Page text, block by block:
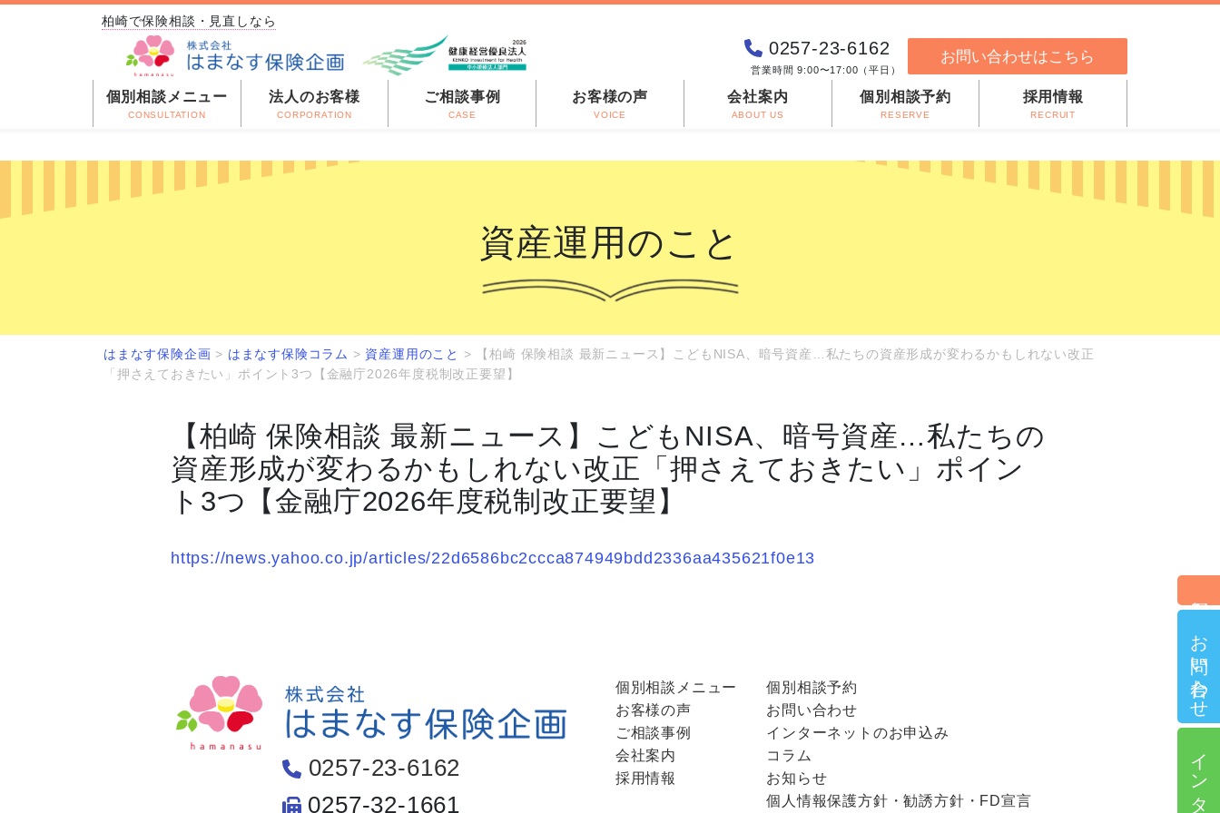
柏崎で保険相談・見直しなら
0257-23-6162
営業時間 9:00〜17:00（平日）
お問い合わせはこちら
個別相談メニュー
CONSULTATION
法人のお客様
CORPORATION
ご相談事例
CASE
お客様の声
VOICE
会社案内
ABOUT US
個別相談予約
RESERVE
採用情報
RECRUIT
資産運用のこと
はまなす保険企画 > はまなす保険コラム > 資産運用のこと >
【柏崎 保険相談 最新ニュース】こどもNISA、暗号資産…私たちの資産形成が変わるかもしれない改正
「押さえておきたい」ポイント3つ【金融庁2026年度税制改正要望】
【柏崎 保険相談 最新ニュース】こどもNISA、暗号資産…私たちの
資産形成が変わるかもしれない改正「押さえておきたい」ポイン
ト3つ【金融庁2026年度税制改正要望】
https://news.yahoo.co.jp/articles/22d6586bc2ccca874949bdd2336aa435621f0e13
お問い合わせ
0257-23-6162
0257-32-1661
個別相談メニュー
お客様の声
ご相談事例
会社案内
採用情報
個別相談予約
お問い合わせ
インターネットのお申込み
コラム
お知らせ
個人情報保護方針・勧誘方針・FD宣言